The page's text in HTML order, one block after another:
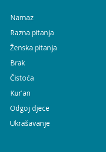
Namaz
Razna pitanja
Ženska pitanja
Brak
Čistoća
Kur'an
Odgoj djece
Ukrašavanje